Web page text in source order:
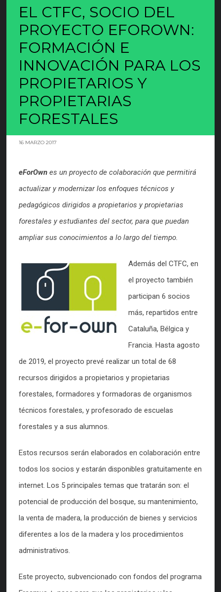
EL CTFC, SOCIO DEL
PROYECTO EFOROWN:
FORMACIÓN E
INNOVACIÓN PARA LOS
PROPIETARIOS Y
PROPIETARIAS
FORESTALES
16 MARZO 2017
eForOwn es un proyecto de colaboración que permitirá
actualizar y modernizar los enfoques técnicos y
pedagógicos dirigidos a propietarios y propietarias
forestales y estudiantes del sector, para que puedan
ampliar sus conocimientos a lo largo del tiempo.
Además del CTFC, en
el proyecto también
participan 6 socios
más, repartidos entre
Cataluña, Bélgica y
Francia. Hasta agosto
de 2019, el proyecto prevé realizar un total de 68
recursos dirigidos a propietarios y propietarias
forestales, formadores y formadoras de organismos
técnicos forestales, y profesorado de escuelas
forestales y a sus alumnos.
Estos recursos serán elaborados en colaboración entre
todos los socios y estarán disponibles gratuitamente en
internet. Los 5 principales temas que tratarán son: el
potencial de producción del bosque, su mantenimiento,
la venta de madera, la producción de bienes y servicios
diferentes a los de la madera y los procedimientos
administrativos.
Este proyecto, subvencionado con fondos del programa